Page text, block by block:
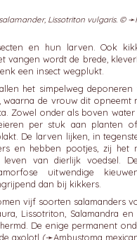
Lissotriton vulgaris. © ➛
en hun larven. Ook
vangen wordt de brede,
een insect wegplukt.
het simpelweg deponeren
waarna de vrouw dit opneemt
Zowel onder als boven
per stuk aan planten
De larven lijken, in
en hebben pootjes, zij het
van dierlijk voedsel.
uitwendige
dan bij kikkers.
vijf soorten salamanders
Lissotriton, Salamandra en
De enige permanent
axolotl (➛Ambystoma